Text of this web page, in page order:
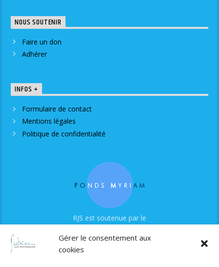
Gérer le consentement aux
cookies
NOUS SOUTENIR
Faire un don
Adhérer
INFOS +
Formulaire de contact
Mentions légales
Politique de confidentialité
RJS est soutenue par le